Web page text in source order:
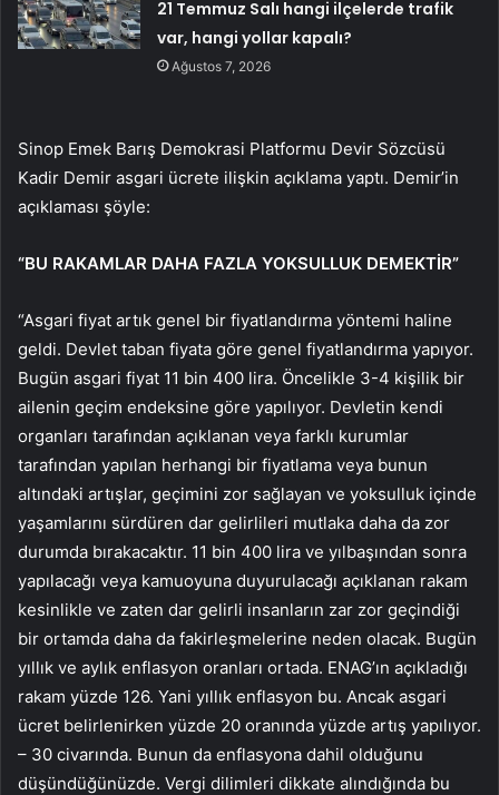
21 Temmuz Salı hangi ilçelerde trafik
var, hangi yollar kapalı?
Ağustos 7, 2026
Sinop Emek Barış Demokrasi Platformu Devir Sözcüsü
Kadir Demir asgari ücrete ilişkin açıklama yaptı. Demir’in
açıklaması şöyle:
“BU RAKAMLAR DAHA FAZLA YOKSULLUK DEMEKTİR”
“Asgari fiyat artık genel bir fiyatlandırma yöntemi haline
geldi. Devlet taban fiyata göre genel fiyatlandırma yapıyor.
Bugün asgari fiyat 11 bin 400 lira. Öncelikle 3-4 kişilik bir
ailenin geçim endeksine göre yapılıyor. Devletin kendi
organları tarafından açıklanan veya farklı kurumlar
tarafından yapılan herhangi bir fiyatlama veya bunun
altındaki artışlar, geçimini zor sağlayan ve yoksulluk içinde
yaşamlarını sürdüren dar gelirlileri mutlaka daha da zor
durumda bırakacaktır. 11 bin 400 lira ve yılbaşından sonra
yapılacağı veya kamuoyuna duyurulacağı açıklanan rakam
kesinlikle ve zaten dar gelirli insanların zar zor geçindiği
bir ortamda daha da fakirleşmelerine neden olacak. Bugün
yıllık ve aylık enflasyon oranları ortada. ENAG’ın açıkladığı
rakam yüzde 126. Yani yıllık enflasyon bu. Ancak asgari
ücret belirlenirken yüzde 20 oranında yüzde artış yapılıyor.
– 30 civarında. Bunun da enflasyona dahil olduğunu
düşündüğünüzde. Vergi dilimleri dikkate alındığında bu